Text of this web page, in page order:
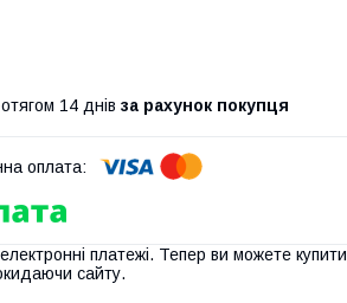
14 днів за рахунок покупця
платежі. Тепер ви можете купити
сайту.